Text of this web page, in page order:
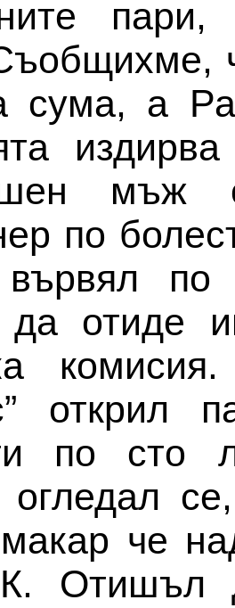
сума, а
мъж
по
по
отиде
открил
по сто
огледал
че
Отишъл